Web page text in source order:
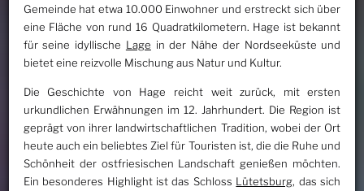
Gemeinde hat etwa 10.000 Einwohner und erstreckt sich über
eine Fläche von rund 16 Quadratkilometern. Hage ist bekannt
für seine idyllische Lage in der Nähe der Nordseeküste und
bietet eine reizvolle Mischung aus Natur und Kultur.
Die Geschichte von Hage reicht weit zurück, mit ersten
urkundlichen Erwähnungen im 12. Jahrhundert. Die Region ist
geprägt von ihrer landwirtschaftlichen Tradition, wobei der Ort
heute auch ein beliebtes Ziel für Touristen ist, die die Ruhe und
Schönheit der ostfriesischen Landschaft genießen möchten.
Ein besonderes Highlight ist das Schloss Lütetsburg, das sich